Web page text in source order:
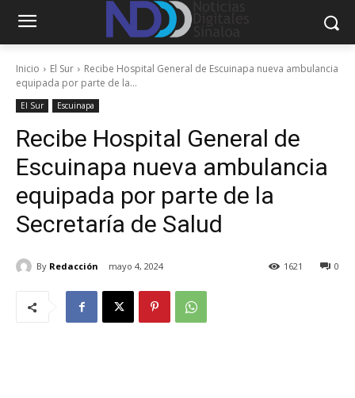
Inicio El Sur
Recibe Hospital General de Escuinapa nueva ambulancia
equipada por parte de la...
El Sur Escuinapa
Recibe Hospital General de
Escuinapa nueva ambulancia
equipada por parte de la
Secretaría de Salud
By Redacción mayo 4, 2024 0
1621